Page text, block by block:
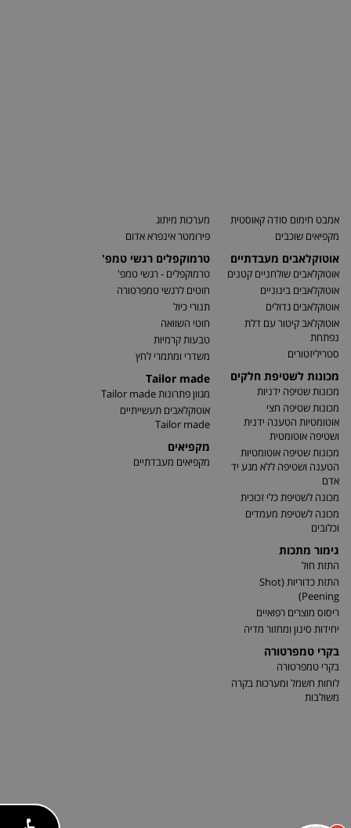
אמבט חימום סודה קאוסטית
מקפיאים שוכבים
אוטוקלאבים מעבדתיים
אוטוקלאבים שולחניים קטנים
אוטוקלאבים בינוניים
אוטוקלאבים גדולים
אוטוקלאב קיטור עם דלת
נפתחת
סטריליזטורים
מכונות לשטיפת חלקים
מכונות שטיפה ידניות
מכונות שטיפה חצי
אוטומטיות הטענה ידנית
ושטיפה אוטומטית
מכונות שטיפה אוטומטיות
הטענה ושטיפה ללא מגע יד
אדם
מכונה לשטיפת כלי זכוכית
מכונה לשטיפת מעמדים
וכלובים
גימור מתכות
התזת חול
התזת כדוריות (Shot
Peening)
ריסוס מוצרים רפואיים
יחידות סינון ומחזור מדיה
בקרי טמפרטורה
בקרי טמפרטורה
לוחות חשמל ומערכות בקרה
משולבות
מערכות מיתוג
פירומטר אינפרא אדום
טרמוקפלים רגשי טמפ'
טרמוקפלים - רגשי טמפ'
חוטים לרגשי טמפרטורה
תנורי כיול
חוטי השוואה
טבעות קרמיות
משדרי ומתמרי לחץ
Tailor made
מגוון פתרונות Tailor made
אוטוקלאבים תעשייתיים
Tailor made
מקפיאים
מקפיאים מעבדתיים